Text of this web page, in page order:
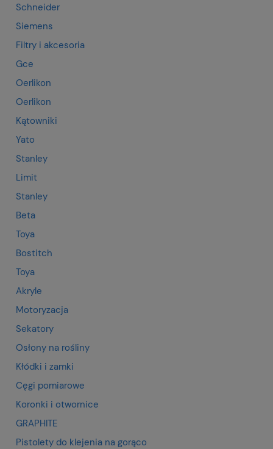
Schneider
Siemens
Filtry i akcesoria
Gce
Oerlikon
Oerlikon
Kątowniki
Yato
Stanley
Limit
Stanley
Beta
Toya
Bostitch
Toya
Akryle
Motoryzacja
Sekatory
Osłony na rośliny
Kłódki i zamki
Cęgi pomiarowe
Koronki i otwornice
GRAPHITE
Pistolety do klejenia na gorąco